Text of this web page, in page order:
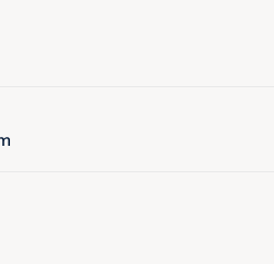
zachowań potrzebnych na wolności
np. mrówki. Chodzi o to,